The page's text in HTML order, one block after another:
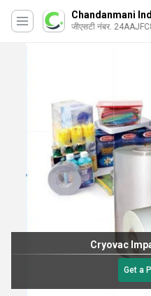
Chandanmani
जीएसटी नंबर.